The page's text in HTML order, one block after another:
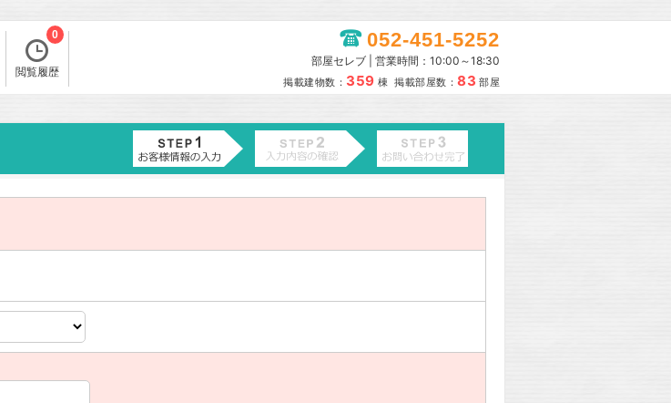
閲覧履歴
0 052-451-5252
部屋セレブ | 営業時間：10:00～18:30
掲載建物数： 359 棟 掲載部屋数： 83 部屋